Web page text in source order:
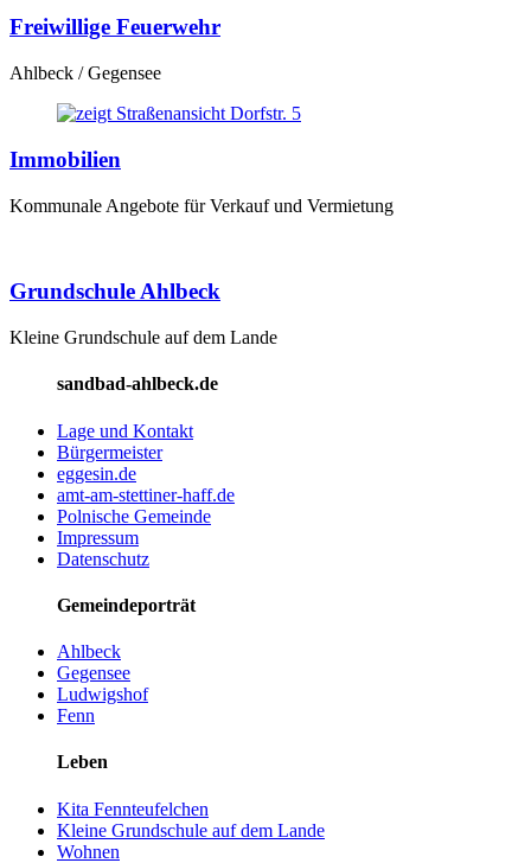
Freiwillige Feuerwehr
Ahlbeck / Gegensee
Immobilien
Kommunale Angebote für Verkauf und Vermietung
Grundschule Ahlbeck
Kleine Grundschule auf dem Lande
sandbad-ahlbeck.de
Lage und Kontakt
Bürgermeister
eggesin.de
amt-am-stettiner-haff.de
Polnische Gemeinde
Impressum
Datenschutz
Gemeindeporträt
Ahlbeck
Gegensee
Ludwigshof
Fenn
Leben
Kita Fennteufelchen
Kleine Grundschule auf dem Lande
Wohnen